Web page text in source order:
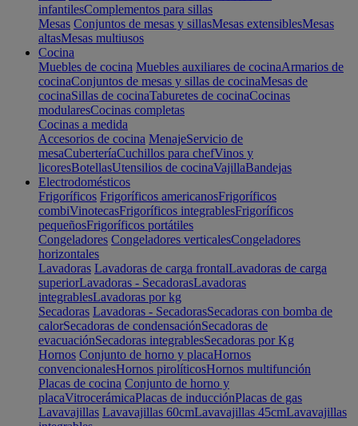
infantilesComplementos para sillas
Mesas Conjuntos de mesas y sillasMesas extensiblesMesas
altasMesas multiusos
Cocina
Muebles de cocina Muebles auxiliares de cocinaArmarios de
cocinaConjuntos de mesas y sillas de cocinaMesas de
cocinaSillas de cocinaTaburetes de cocinaCocinas
modularesCocinas completas
Cocinas a medida
Accesorios de cocina MenajeServicio de
mesaCuberteríaCuchillos para chefVinos y
licoresBotellasUtensilios de cocinaVajillaBandejas
Electrodomésticos
Frigoríficos Frigoríficos americanosFrigoríficos
combiVinotecasFrigoríficos integrablesFrigoríficos
pequeñosFrigoríficos portátiles
Congeladores Congeladores verticalesCongeladores
horizontales
Lavadoras Lavadoras de carga frontalLavadoras de carga
superiorLavadoras - SecadorasLavadoras
integrablesLavadoras por kg
Secadoras Lavadoras - SecadorasSecadoras con bomba de
calorSecadoras de condensaciónSecadoras de
evacuaciónSecadoras integrablesSecadoras por Kg
Hornos Conjunto de horno y placaHornos
convencionalesHornos pirolíticosHornos multifunción
Placas de cocina Conjunto de horno y
placaVitrocerámicaPlacas de inducciónPlacas de gas
Lavavajillas Lavavajillas 60cmLavavajillas 45cmLavavajillas